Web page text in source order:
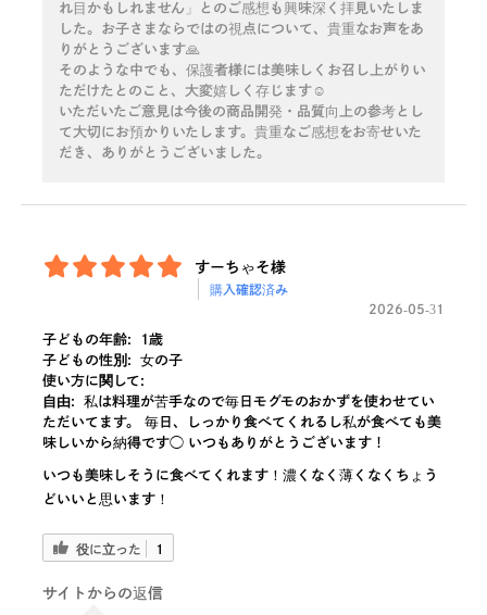
れ目かもしれません」とのご感想も興味深く拝見いたしま
した。お子さまならではの視点について、貴重なお声をあ
りがとうございます🙏
そのような中でも、保護者様には美味しくお召し上がりい
ただけたとのこと、大変嬉しく存じます☺️
いただいたご意見は今後の商品開発・品質向上の参考とし
て大切にお預かりいたします。貴重なご感想をお寄せいた
だき、ありがとうございました。
すーちゃそ様
購入確認済み
2026-05-31
子どもの年齢:
1歳
子どもの性別:
女の子
使い方に関して:
自由:
私は料理が苦手なので毎日モグモのおかずを使わせてい
ただいてます。 毎日、しっかり食べてくれるし私が食べても美
味しいから納得です◯ いつもありがとうございます！
いつも美味しそうに食べてくれます！濃くなく薄くなくちょう
どいいと思います！
役に立った 1
サイトからの返信